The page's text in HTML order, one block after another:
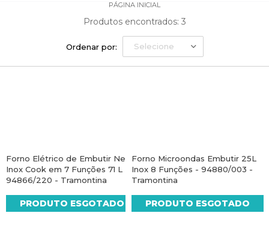
Ordenar por: Selecione
Produtos encontrados: 3
Forno Elétrico de Embutir New
Inox Cook em 7 Funções 71 L -
94866/220 - Tramontina
PRODUTO ESGOTADO
Forno Microondas Embutir 25L
Inox 8 Funções - 94880/003 -
Tramontina
PRODUTO ESGOTADO